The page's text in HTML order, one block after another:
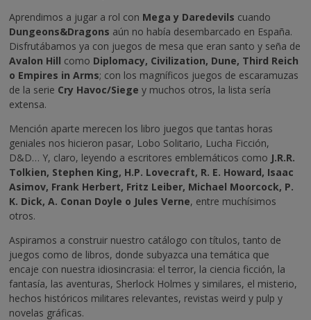
Aprendimos a jugar a rol con Mega y Daredevils cuando
Dungeons&Dragons aún no había desembarcado en España.
Disfrutábamos ya con juegos de mesa que eran santo y seña de
Avalon Hill como Diplomacy, Civilization, Dune, Third Reich
o Empires in Arms; con los magníficos juegos de escaramuzas
de la serie Cry Havoc/Siege y muchos otros, la lista sería
extensa.
Mención aparte merecen los libro juegos que tantas horas
geniales nos hicieron pasar, Lobo Solitario, Lucha Ficción,
D&D… Y, claro, leyendo a escritores emblemáticos como J.R.R.
Tolkien, Stephen King, H.P. Lovecraft, R. E. Howard, Isaac
Asimov, Frank Herbert, Fritz Leiber, Michael Moorcock, P.
K. Dick, A. Conan Doyle o Jules Verne, entre muchísimos
otros.
Aspiramos a construir nuestro catálogo con títulos, tanto de
juegos como de libros, donde subyazca una temática que
encaje con nuestra idiosincrasia: el terror, la ciencia ficción, la
fantasía, las aventuras, Sherlock Holmes y similares, el misterio,
hechos históricos militares relevantes, revistas weird y pulp y
novelas gráficas.